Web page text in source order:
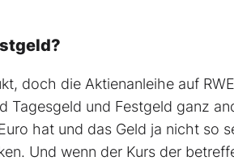
doch die Aktienanleihe auf
Tagesgeld und Festgeld ganz
hat und das Geld ja nicht so
Und wenn der Kurs der